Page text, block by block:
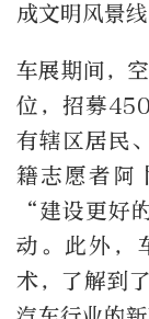
成文明风景线
车展期间，
位，招募450
有辖区居民
籍志愿者阿
“建设更好
动。此外，
术，了解到